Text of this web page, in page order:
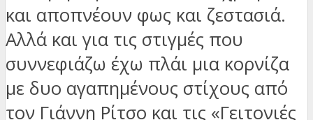
και αποπνέουν φως και ζεστασιά.
Αλλά και για τις στιγμές που
συννεφιάζω έχω πλάι μια κορνίζα
με δυο αγαπημένους στίχους από
τον Γιάννη Ρίτσο και τις «Γειτονιές